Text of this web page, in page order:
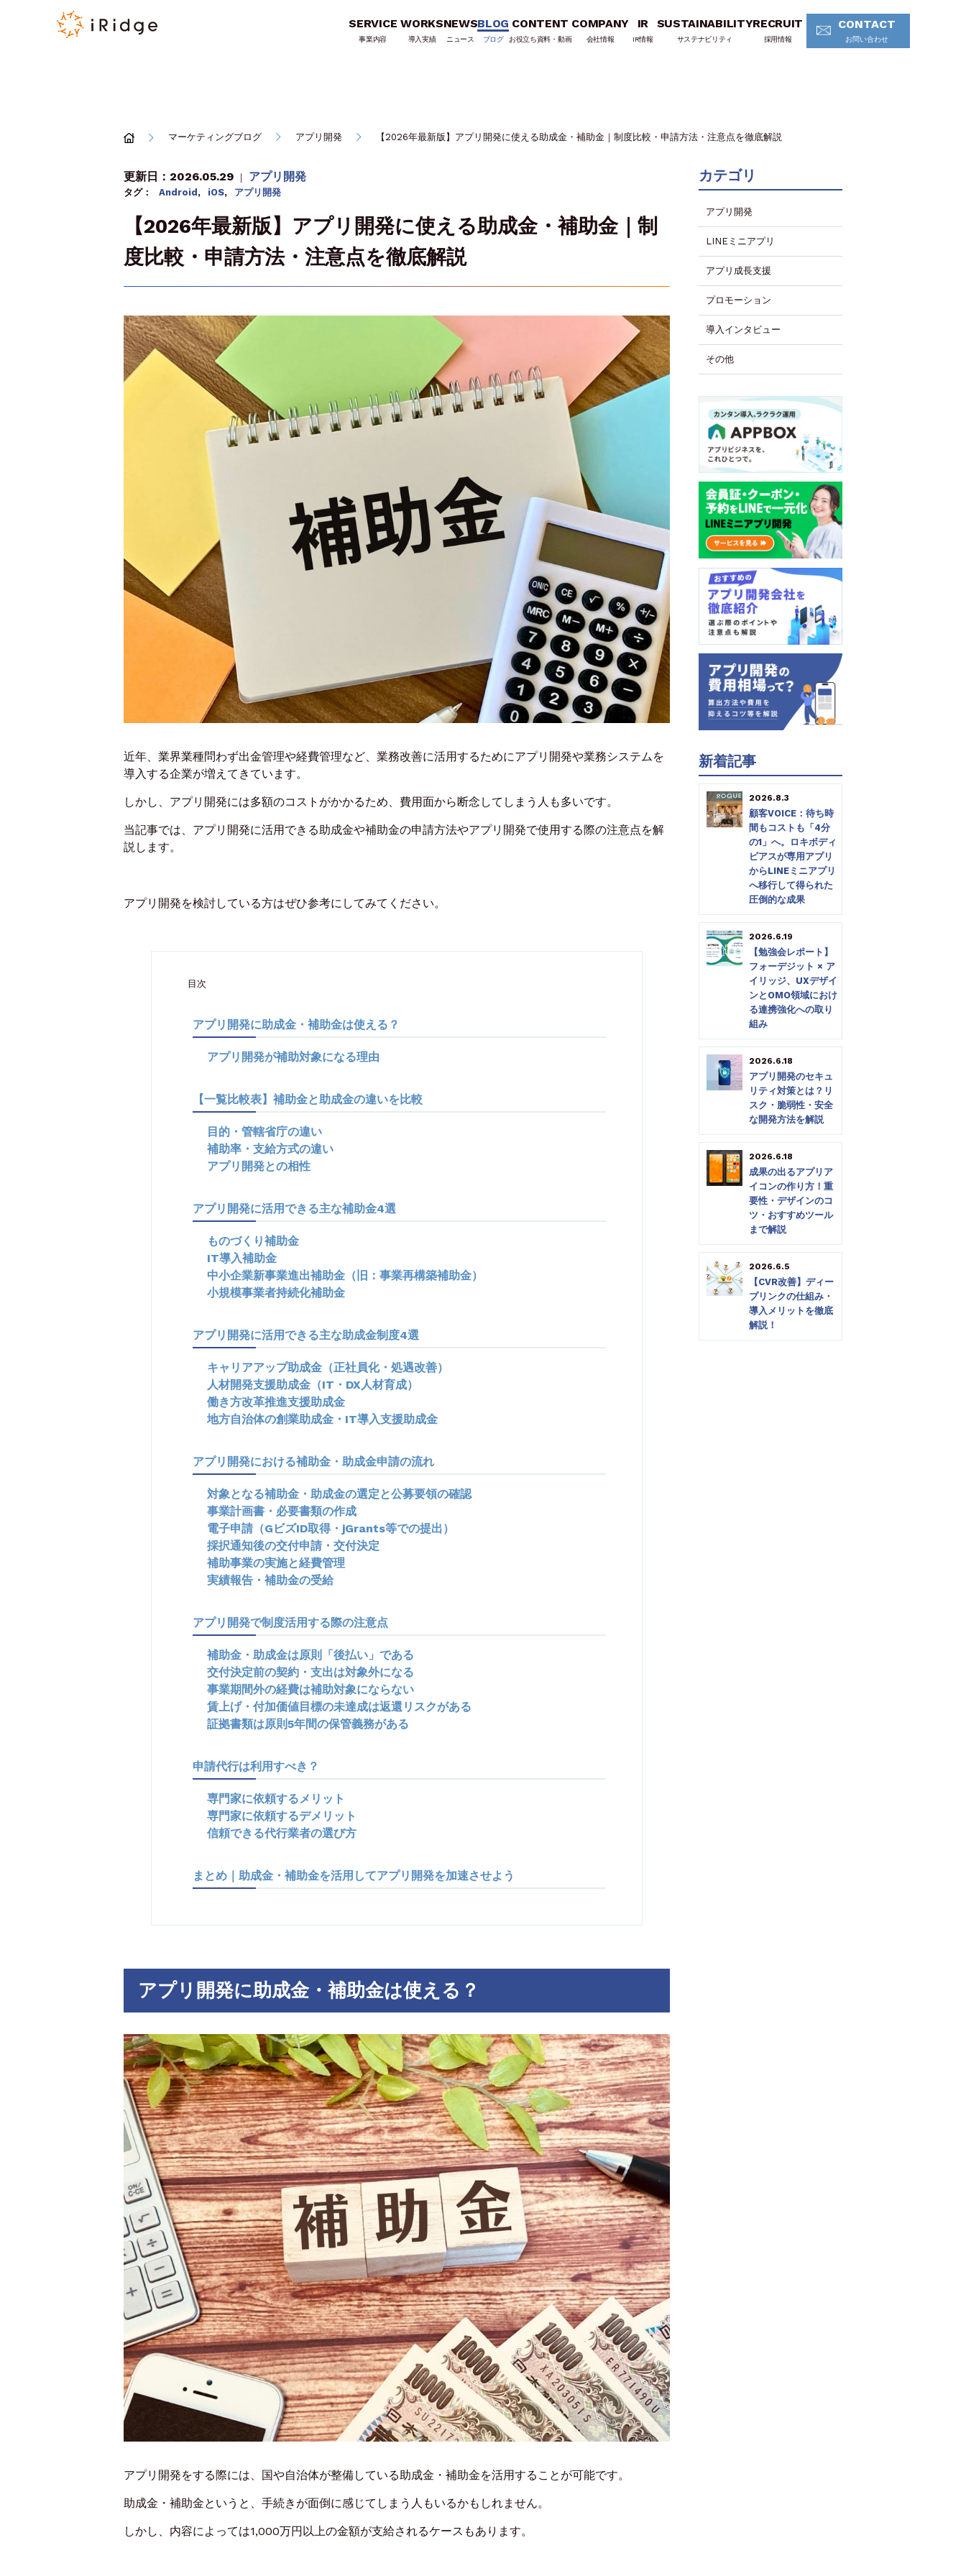
SERVICE
事業内容
WORKS
導入実績
NEWS
ニュース
BLOG
ブログ
CONTENT
お役立ち資料・動画
COMPANY
会社情報
IR
IR情報
SUSTAINABILITY
サステナビリティ
RECRUIT
採用情報
CONTACT
お問い合わせ
マーケティングブログ アプリ開発 【2026年最新版】アプリ開発に使える助成金・補助金｜制度比較・申請方法・注意点を徹底解説
更新日：2026.05.29 ｜ アプリ開発
タグ： Android , iOS, アプリ開発
【2026年最新版】アプリ開発に使える助成金・補助金｜制
度比較・申請方法・注意点を徹底解説
近年、業界業種問わず出金管理や経費管理など、業務改善に活用するためにアプリ開発や業務システムを
導入する企業が増えてきています。
しかし、アプリ開発には多額のコストがかかるため、費用面から断念してしまう人も多いです。
当記事では、アプリ開発に活用できる助成金や補助金の申請方法やアプリ開発で使用する際の注意点を解
説します。
アプリ開発を検討している方はぜひ参考にしてみてください。
目次
アプリ開発に助成金・補助金は使える？
アプリ開発が補助対象になる理由
【一覧比較表】補助金と助成金の違いを比較
目的・管轄省庁の違い
補助率・支給方式の違い
アプリ開発との相性
アプリ開発に活用できる主な補助金4選
ものづくり補助金
IT導入補助金
中小企業新事業進出補助金（旧：事業再構築補助金）
小規模事業者持続化補助金
アプリ開発に活用できる主な助成金制度4選
キャリアアップ助成金（正社員化・処遇改善）
人材開発支援助成金（IT・DX人材育成）
働き方改革推進支援助成金
地方自治体の創業助成金・IT導入支援助成金
アプリ開発における補助金・助成金申請の流れ
対象となる補助金・助成金の選定と公募要領の確認
事業計画書・必要書類の作成
電子申請（GビズID取得・jGrants等での提出）
採択通知後の交付申請・交付決定
補助事業の実施と経費管理
実績報告・補助金の受給
アプリ開発で制度活用する際の注意点
補助金・助成金は原則「後払い」である
交付決定前の契約・支出は対象外になる
事業期間外の経費は補助対象にならない
賃上げ・付加価値目標の未達成は返還リスクがある
証拠書類は原則5年間の保管義務がある
申請代行は利用すべき？
専門家に依頼するメリット
専門家に依頼するデメリット
信頼できる代行業者の選び方
まとめ｜助成金・補助金を活用してアプリ開発を加速させよう
アプリ開発に助成金・補助金は使える？
アプリ開発をする際には、国や自治体が整備している助成金・補助金を活用することが可能です。
助成金・補助金というと、手続きが面倒に感じてしまう人もいるかもしれません。
しかし、内容によっては1,000万円以上の金額が支給されるケースもあります。
カテゴリ
アプリ開発
LINEミニアプリ
アプリ成長支援
プロモーション
導入インタビュー
その他
新着記事
2026.8.3
顧客VOICE：待ち時
間もコストも「4分
の1」へ。ロキボディ
ピアスが専用アプリ
からLINEミニアプリ
へ移行して得られた
圧倒的な成果
2026.6.19
【勉強会レポート】
フォーデジット × ア
イリッジ、UXデザイ
ンとOMO領域におけ
る連携強化への取り
組み
2026.6.18
アプリ開発のセキュ
リティ対策とは？リ
スク・脆弱性・安全
な開発方法を解説
2026.6.18
成果の出るアプリア
イコンの作り方！重
要性・デザインのコ
ツ・おすすめツール
まで解説
2026.6.5
【CVR改善】ディー
プリンクの仕組み・
導入メリットを徹底
解説！